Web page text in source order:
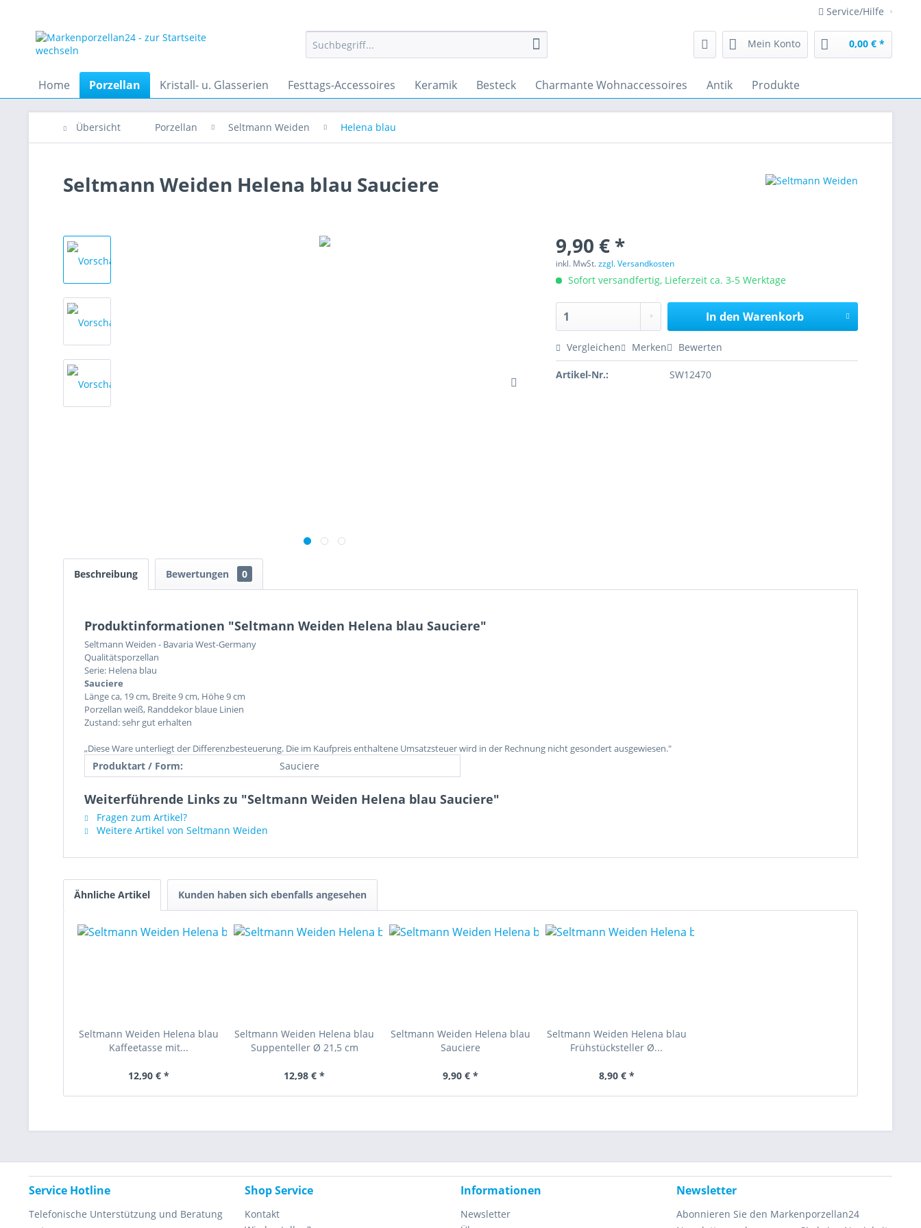
Service/Hilfe
Mein Konto 0,00 € *
Home Porzellan Kristall- u. Glasserien Festtags-Accessoires Keramik Besteck Charmante Wohnaccessoires Antik Produkte
Übersicht Porzellan Seltmann Weiden Helena blau
Seltmann Weiden Helena blau Sauciere
9,90 € *
inkl. MwSt.zzgl. Versandkosten
Sofort versandfertig, Lieferzeit ca. 3-5 Werktage
In den Warenkorb
Vergleichen Merken Bewerten
Artikel-Nr.: SW12470
Beschreibung Bewertungen 0
Produktinformationen "Seltmann Weiden Helena blau Sauciere"
Seltmann Weiden - Bavaria West-Germany
Qualitätsporzellan
Serie: Helena blau
Sauciere
Länge ca, 19 cm, Breite 9 cm, Höhe 9 cm
Porzellan weiß, Randdekor blaue Linien
Zustand: sehr gut erhalten
„Diese Ware unterliegt der Differenzbesteuerung. Die im Kaufpreis enthaltene Umsatzsteuer wird in der Rechnung nicht gesondert ausgewiesen."
Produktart / Form: Sauciere
Weiterführende Links zu "Seltmann Weiden Helena blau Sauciere"
Fragen zum Artikel?
Weitere Artikel von Seltmann Weiden
Ähnliche Artikel Kunden haben sich ebenfalls angesehen
Seltmann Weiden Helena blau
Kaffeetasse mit...
12,90 € *
Seltmann Weiden Helena blau
Suppenteller Ø 21,5 cm
12,98 € *
Seltmann Weiden Helena blau
Sauciere
9,90 € *
Seltmann Weiden Helena blau
Frühstücksteller Ø...
8,90 € *
Service Hotline
Telefonische Unterstützung und Beratung
Shop Service
Kontakt
Informationen
Newsletter
Newsletter
Abonnieren Sie den Markenporzellan24